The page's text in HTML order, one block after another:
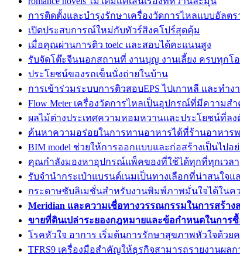
การติดตั้งและบำรุงรักษาเครื่องวัดการไหลแบบอัลต
เปิดประสบการณ์ใหม่กับทัวร์สิงคโปร์สุดคุ้ม
เมื่อคุณผ่านการติว toeic และสอบได้คะแนนสูง
รับจัดโต๊ะจีนนอกสถานที่ งานบุญ งานเลี้ยง ครบทุกโ
ประโยชน์ของรถเข็นนั่งถ่ายในบ้าน
การเข้าร่วมระบบการติวสอบEPS ไปเกาหลี และทำง
Flow Meter เครื่องวัดการไหลเป็นอุปกรณ์ที่มีความส
ผลไม้ต่างประเทศความหอมหวานและประโยชน์ที่ลง
ค้นหาความอร่อยในการทานอาหารได้ที่ร้านอาหาร
BIM model ช่วยให้การออกแบบและก่อสร้างเป็นไปอย่
คุณกำลังมองหาอุปกรณ์แพ็คของที่ใช้ได้ทุกที่ทุกเวลา
รับจำนำกระเป๋าแบรนด์เนมเป็นทางเลือกที่น่าสนใจ
กระดาษซับลิเมชั่นสำหรับงานพิมพ์ภาพมั่นใจได้ในค
Meridian และความเชื่อทางวรรณกรรมในการสร้า
ขายที่ดินเปล่าระยองกฎหมายและข้อกำหนดในการ
โรคหัวใจ อาการ เริ่มต้นการรักษาสุขภาพหัวใจด้วย
TFRS9 เครื่องมือสำคัญให้ธุรกิจสามารถรายงานผลก